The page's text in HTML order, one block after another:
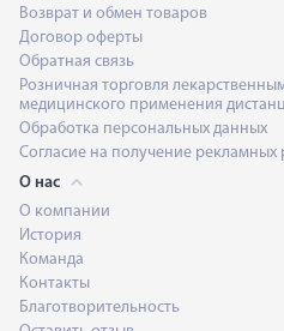
Возврат и обмен товаров
Договор оферты
Обратная связь
Розничная торговля
медицинского применения
Обработка персональных данных
Согласие на получение рекламных
О нас
О компании
История
Команда
Контакты
Благотворительность